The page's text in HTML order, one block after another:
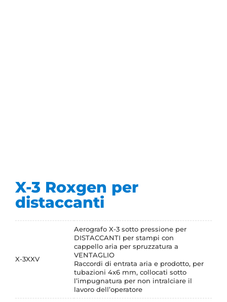
X-3 Roxgen per
distaccanti
X-3XXV
Aerografo X-3 sotto pressione per
DISTACCANTI per stampi con
cappello aria per spruzzatura a
VENTAGLIO
Raccordi di entrata aria e prodotto, per
tubazioni 4x6 mm, collocati sotto
l’impugnatura per non intralciare il
lavoro dell’operatore